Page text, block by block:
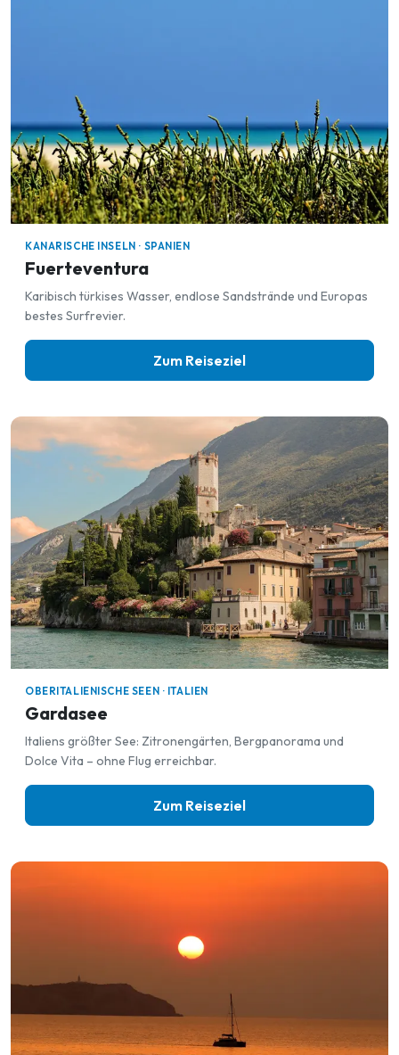
KANARISCHE INSELN · SPANIEN
Fuerteventura
Karibisch türkises Wasser, endlose Sandstrände und Europas
bestes Surfrevier.
Zum Reiseziel
OBERITALIENISCHE SEEN · ITALIEN
Gardasee
Italiens größter See: Zitronengärten, Bergpanorama und
Dolce Vita – ohne Flug erreichbar.
Zum Reiseziel